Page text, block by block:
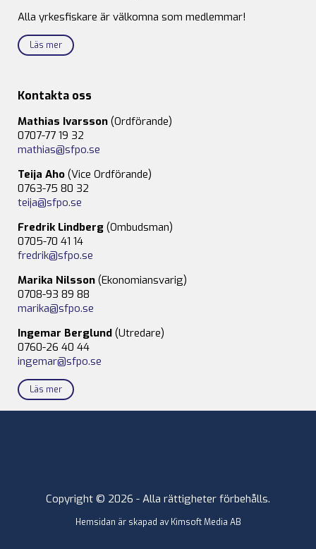
Alla yrkesfiskare är välkomna som medlemmar!
Läs mer
Kontakta oss
Mathias Ivarsson (Ordförande)
0707-77 19 32
mathias@sfpo.se
Teija Aho (Vice Ordförande)
0763-75 80 32
teija@sfpo.se
Fredrik Lindberg (Ombudsman)
0705-70 41 14
fredrik@sfpo.se
Marika Nilsson (Ekonomiansvarig)
0708-93 89 88
marika@sfpo.se
Ingemar Berglund (Utredare)
0760-26 40 44
ingemar@sfpo.se
Läs mer
Copyright © 2026 - Alla rättigheter förbehålls.
Hemsidan är skapad av Kimsoft Media AB